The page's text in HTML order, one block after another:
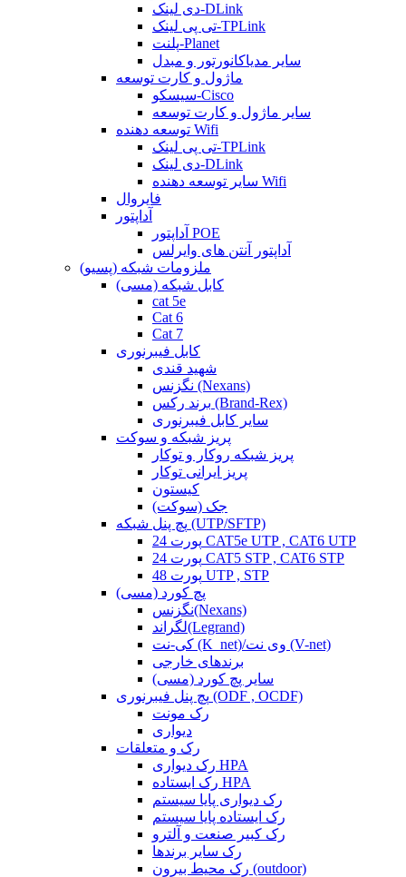
دی لینک-DLink
تی پی لینک-TPLink
پلنت-Planet
سایر مدیاکانورتور و مبدل
ماژول و کارت توسعه
سیسکو-Cisco
سایر ماژول و کارت توسعه
توسعه دهنده Wifi
تی پی لینک-TPLink
دی لینک-DLink
سایر توسعه دهنده Wifi
فایروال
آداپتور
آداپتور POE
آداپتور آنتن های وایرلس
ملزومات شبکه (پسیو)
کابل شبکه (مسی)
cat 5e
Cat 6
Cat 7
کابل فیبرنوری
شهید قندی
نگزنس (Nexans)
برند رکس (Brand-Rex)
سایر کابل فیبرنوری
پریز شبکه و سوکت
پریز شبکه روکار و توکار
پریز ایرانی توکار
کیستون
جک (سوکت)
پچ پنل شبکه (UTP/SFTP)
24 پورت CAT5e UTP , CAT6 UTP
24 پورت CAT5 STP , CAT6 STP
48 پورت UTP , STP
پچ کورد (مسی)
نگزنس(Nexans)
لگراند(Legrand)
کی-نت (K_net)/وی نت (V-net)
برندهای خارجی
سایر پچ کورد (مسی)
پچ پنل فیبرنوری (ODF , OCDF)
رک مونت
دیواری
رک و متعلقات
رک دیواری HPA
رک ایستاده HPA
رک دیواری پایا سیستم
رک ایستاده پایا سیستم
رک کبیر صنعت و آلترو
رک سایر برندها
رک محیط بیرون (outdoor)